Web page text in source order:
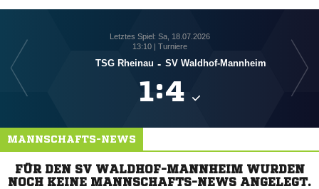
Letztes Spiel: Sa, 18.07.2026
13:10 | Turniere
TSG Rheinau - SV Waldhof-Mannheim
:
MANNSCHAFTS-NEWS
FÜR DEN SV WALDHOF-MANNHEIM WURDEN
NOCH KEINE MANNSCHAFTS-NEWS ANGELEGT.